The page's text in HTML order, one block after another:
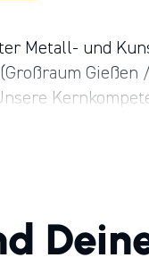
Metall- und
und
dem Dach der